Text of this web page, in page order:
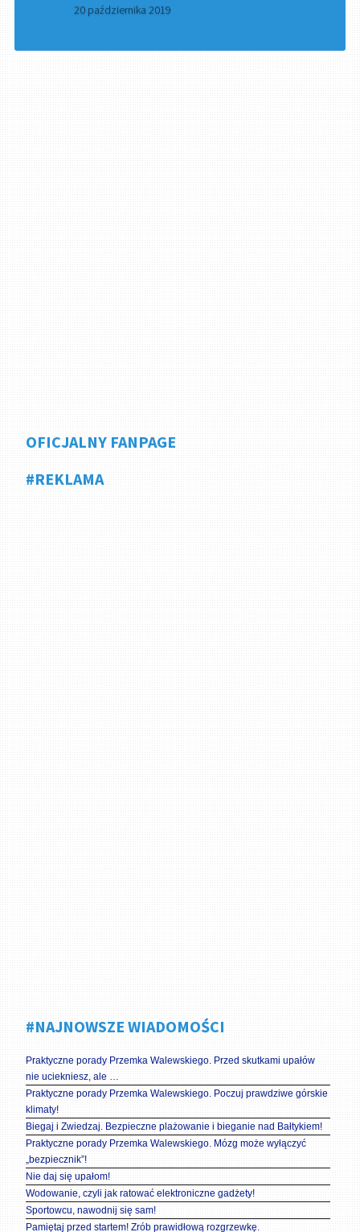
20 października 2019
OFICJALNY FANPAGE
#REKLAMA
#NAJNOWSZE WIADOMOŚCI
Praktyczne porady Przemka Walewskiego. Przed skutkami upałów
nie uciekniesz, ale …
Praktyczne porady Przemka Walewskiego. Poczuj prawdziwe górskie
klimaty!
Biegaj i Zwiedzaj. Bezpieczne plażowanie i bieganie nad Bałtykiem!
Praktyczne porady Przemka Walewskiego. Mózg może wyłączyć
„bezpiecznik”!
Nie daj się upałom!
Wodowanie, czyli jak ratować elektroniczne gadżety!
Sportowcu, nawodnij się sam!
Pamiętaj przed startem! Zrób prawidłową rozgrzewkę.